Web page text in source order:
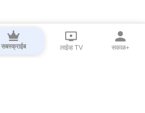
सबस्क्राईब लाईव्ह TV सकाळ+